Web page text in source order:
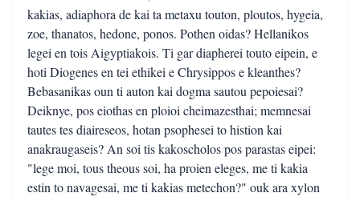
kakias, adiaphora de kai ta metaxu touton, ploutos, hygeia,
zoe, thanatos, hedone, ponos. Pothen oidas? Hellanikos
legei en tois Aigyptiakois. Ti gar diapherei touto eipein, e
hoti Diogenes en tei ethikei e Chrysippos e kleanthes?
Bebasanikas oun ti auton kai dogma sautou pepoiesai?
Deiknye, pos eiothas en ploioi cheimazesthai; memnesai
tautes tes diaireseos, hotan psophesei to histion kai
anakraugaseis? An soi tis kakoscholos pos parastas eipei:
"lege moi, tous theous soi, ha proien eleges, me ti kakia
estin to navagesai, me ti kakias metechon?" ouk ara xylon